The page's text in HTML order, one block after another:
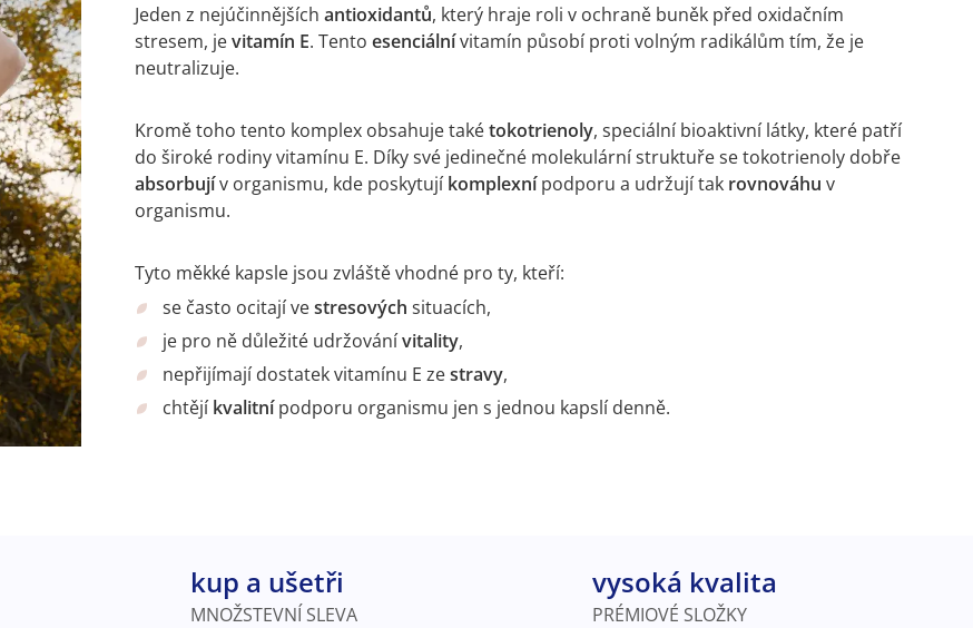
Jeden z nejúčinnějšíchantioxidantů, který hraje roli v ochraně buněk před oxidačním
stresem, jevitamín E. Tentoesenciálnívitamín působí proti volným radikálům tím, že je
neutralizuje.
Kromě toho tento komplex obsahuje takétokotrienoly, speciální bioaktivní látky, které patří
do široké rodiny vitamínu E. Díky své jedinečné molekulární struktuře se tokotrienoly dobře
absorbujív organismu, kde poskytujíkomplexnípodporu a udržují tak rovnováhu v
organismu.
Tyto měkké kapsle jsou zvláště vhodné pro ty, kteří:
se často ocitají vestresových situacích,
je pro ně důležité udržovánívitality,
nepřijímají dostatek vitamínu E zestravy,
chtějíkvalitnípodporu organismu jen s jednou kapslí denně.
kup a ušetři
MNOŽSTEVNÍ SLEVA
vysoká kvalita
PRÉMIOVÉ SLOŽKY